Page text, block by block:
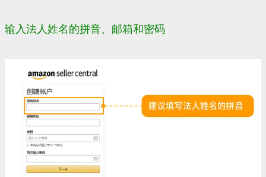
输入法人姓名的拼音、邮箱和密码